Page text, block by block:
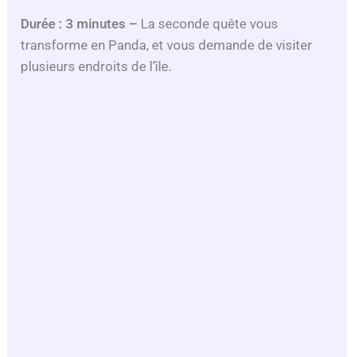
Durée : 3 minutes – La seconde quête vous
transforme en Panda, et vous demande de visiter
plusieurs endroits de l’île.